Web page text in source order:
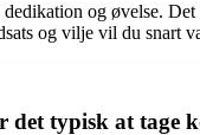
og øvelse.
og vilje vil du snart
det typisk at tage